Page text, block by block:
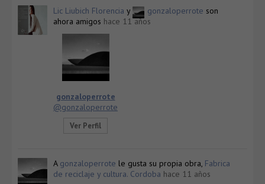
Lic Liubich Florencia y gonzaloperrote son
ahora amigos hace 11 años
gonzaloperrote
@gonzaloperrote
Ver Perfil
A gonzaloperrote le gusta su propia obra, Fabrica
de reciclaje y cultura. Cordoba hace 11 años